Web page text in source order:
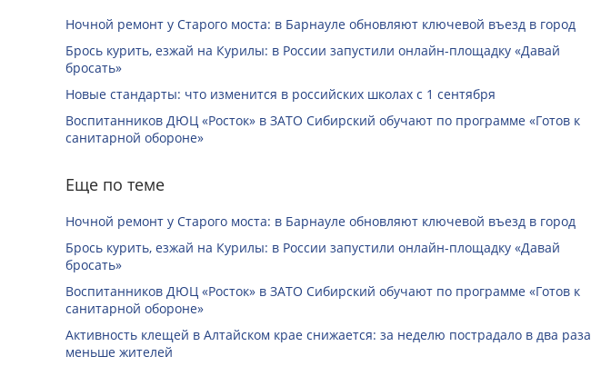
Ночной ремонт у Старого моста: в Барнауле обновляют ключевой въезд в город
Брось курить, езжай на Курилы: в России запустили онлайн-­площадку «Давай
бросать»
Новые стандарты: что изменится в российских школах с 1 сентября
Воспитанников ДЮЦ «Росток» в ЗАТО Сибирский обучают по программе «Готов к
санитарной обороне»
Еще по теме
Ночной ремонт у Старого моста: в Барнауле обновляют ключевой въезд в город
Брось курить, езжай на Курилы: в России запустили онлайн-­площадку «Давай
бросать»
Воспитанников ДЮЦ «Росток» в ЗАТО Сибирский обучают по программе «Готов к
санитарной обороне»
Активность клещей в Алтайском крае снижается: за неделю пострадало в два раза
меньше жителей